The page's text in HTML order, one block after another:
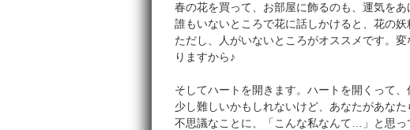
春の花を買って、お部屋に飾るのも、運気をあ
誰もいないところで花に話しかけると、花の妖
ただし、人がいないところがオススメです。
りますから♪
そしてハートを開きます。ハートを開くって、
少し難しいかもしれないけど、あなたがあな
不思議なことに、「こんな私なんて…」と思っ